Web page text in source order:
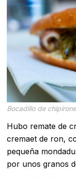
Bocadillo de
Hubo remate de
cremaet de ron,
pequeña
por unos granos